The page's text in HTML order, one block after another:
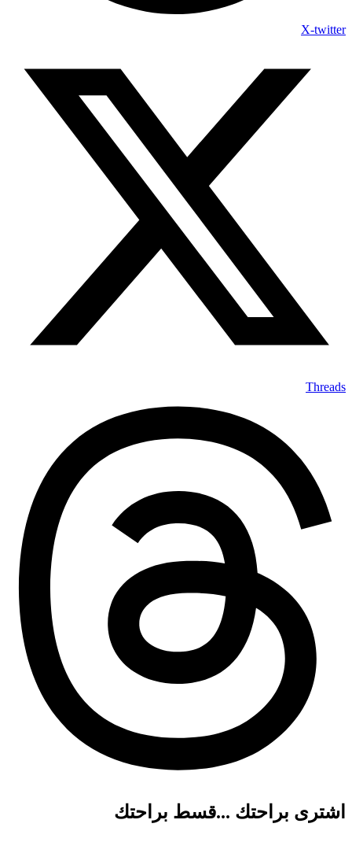
X-twitter
Threads
اشترى براحتك ...قسط براحتك